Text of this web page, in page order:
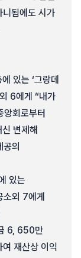
됨에도 시가
있는 ‘그랑데
6에게 “내가
앙회로부터
변제해
의
있는
외 7에게
6, 650만
재산상 이익